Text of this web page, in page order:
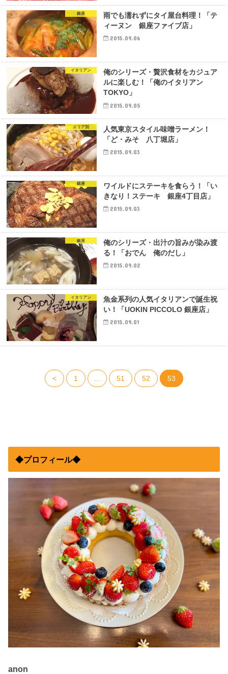
銀座
雨でも濡れずにタイ屋台料理！「テ
ィーヌン 銀座ファイブ店」
2015.09.06
イタリアン
俺のシリーズ・贅沢食材をカジュア
ルに楽しむ！「俺のイタリアン
TOKYO」
2015.09.05
エリア別
人気東京スタイル味噌ラーメン！
「ど・みそ 八丁堀店」
2015.09.03
銀座
ワイルドにステーキを食らう！「い
きなり！ステーキ 銀座4丁目店」
2015.09.03
銀座
俺のシリーズ・出汁の旨みが染み渡
る！「おでん 俺のだし」
2015.09.02
イタリアン
魚金系列の人気イタリアンで誕生祝
い！「UOKIN PICCOLO 銀座店」
2015.09.01
< 1 51 52 53
◆プロフィール◆
anon